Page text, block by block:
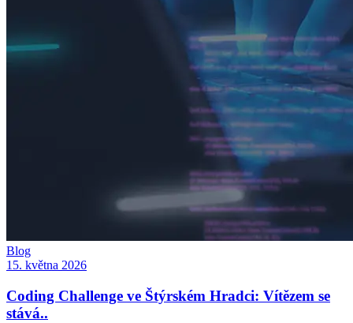
Blog
15. května 2026
Coding Challenge ve Štýrském Hradci: Vítězem se
stává..